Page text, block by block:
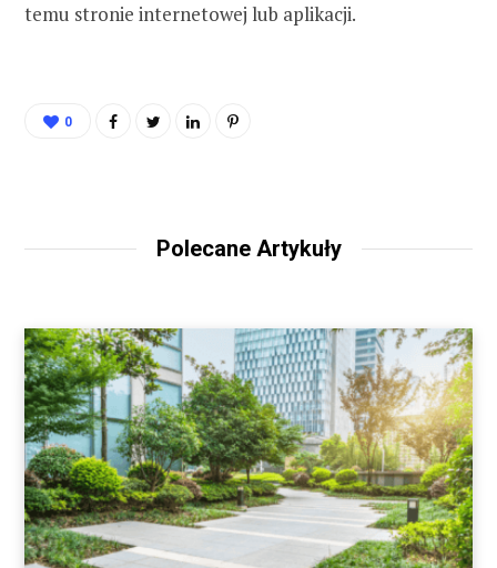
temu stronie internetowej lub aplikacji.
0
Polecane Artykuły